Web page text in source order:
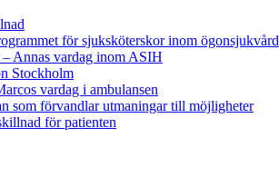
för sjuksköterskor inom ögonsjukvård
Annas vardag inom ASIH
Stockholm
vardag i ambulansen
som förvandlar utmaningar till möjligheter
för patienten